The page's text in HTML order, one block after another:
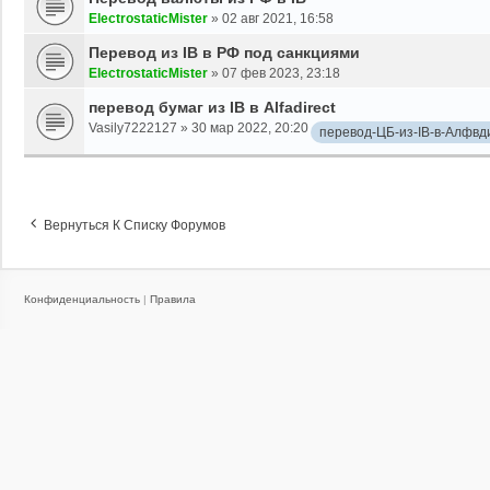
ElectrostaticMister » 02 авг 2021, 16:58
Перевод из IB в РФ под санкциями
ElectrostaticMister » 07 фев 2023, 23:18
перевод бумаг из IB в Alfadirect
Vasily7222127 » 30 мар 2022, 20:20 перевод-ЦБ-из-IB-в-
Вернуться К Списку Форумов
Конфиденциальность | Правила